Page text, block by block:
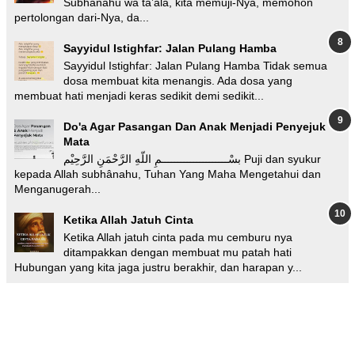
Subhanahu wa ta’ala, kita memuji-Nya, memohon
pertolongan dari-Nya, da...
Sayyidul Istighfar: Jalan Pulang Hamba
Sayyidul Istighfar: Jalan Pulang Hamba Tidak semua
dosa membuat kita menangis. Ada dosa yang
membuat hati menjadi keras sedikit demi sedikit...
Do'a Agar Pasangan Dan Anak Menjadi Penyejuk
Mata
بسْـــــــــــــــــــــمِ اللّهِ الرَّحْمَنِ الرَّحِيْم Puji dan syukur
kepada Allah subhânahu, Tuhan Yang Maha Mengetahui dan
Menganugerah...
Ketika Allah Jatuh Cinta
Ketika Allah jatuh cinta pada mu cemburu nya
ditampakkan dengan membuat mu patah hati
Hubungan yang kita jaga justru berakhir, dan harapan y...